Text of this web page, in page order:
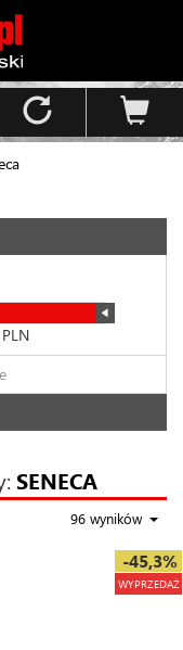
PLN
SENECA
96 wyników
-45,3%
WYPRZEDAŻ